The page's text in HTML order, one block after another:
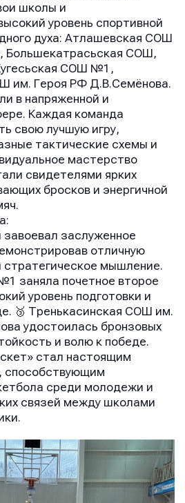
школы и
уровень спортивной
духа: Атлашевская СОШ
Большекатрасьская СОШ,
СОШ №1,
им. Героя РФ Д.В.Семёнова.
в напряженной и
Каждая команда
свою лучшую игру,
тактические схемы и
мастерство
свидетелями ярких
бросков и энергичной
завоевал заслуженное
отличную
стратегическое мышление.
заняла почетное второе
уровень подготовки и
🥉 Тренькасинская СОШ им.
удостоилась бронзовых
и волю к победе.
стал настоящим
способствующим
среди молодежи и
связей между школами